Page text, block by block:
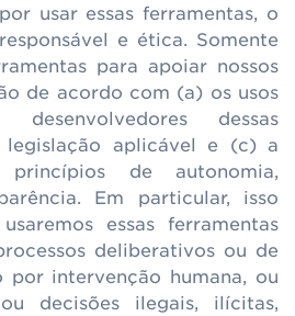
usar essas ferramentas, o
e ética. Somente
para apoiar nossos
de acordo com (a) os usos
dessas
legislação aplicável e (c) a
princípios de autonomia,
Em particular, isso
essas ferramentas
deliberativos ou de
por intervenção humana, ou
decisões ilegais, ilícitas,